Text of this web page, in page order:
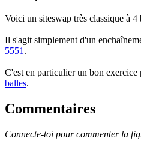
Voici un siteswap très classique à 4
Il s'agit simplement d'un
5551 .
C'est en particulier un bon exercice
balles.
Commentaires
Connecte-toi pour commenter la